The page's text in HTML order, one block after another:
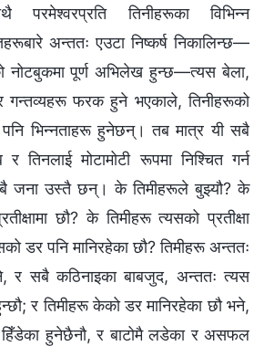
परमेश्‍वरप्रति तिनीहरूका विभिन्न
अन्ततः एउटा निष्कर्ष निकालिन्छ—
नोटबुकमा पूर्ण अभिलेख हुन्छ—त्यस बेला,
गन्तव्यहरू फरक हुने भएकाले, तिनीहरूको
भिन्नताहरू हुनेछन्। तब मात्र यी सबै
मोटामोटी रूपमा निश्चित गर्न
जना उस्तै छन्। के तिमीहरूले बुझ्यौ? के
छौ? के तिमीहरू त्यसको प्रतीक्षा
डर पनि मानिरहेका छौ? तिमीहरू अन्ततः
र सबै कठिनाइका बाबजुद, अन्ततः त्यस
हुन्छौ; र तिमीहरू केको डर मानिरहेका छौ भने,
हिँडेका हुनेछैनौ, र बाटोमै लडेका र असफल